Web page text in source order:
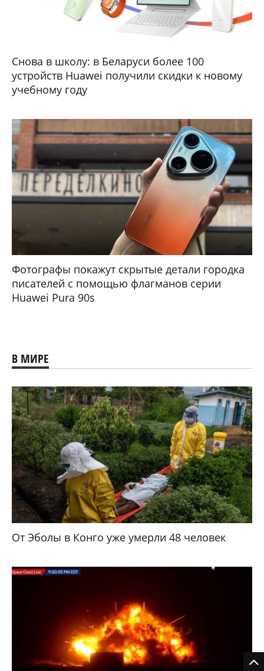
Снова в школу: в Беларуси более 100
устройств Huawei получили скидки к новому
учебному году
Фотографы покажут скрытые детали городка
писателей с помощью флагманов серии
Huawei Pura 90s
В МИРЕ
От Эболы в Конго уже умерли 48 человек